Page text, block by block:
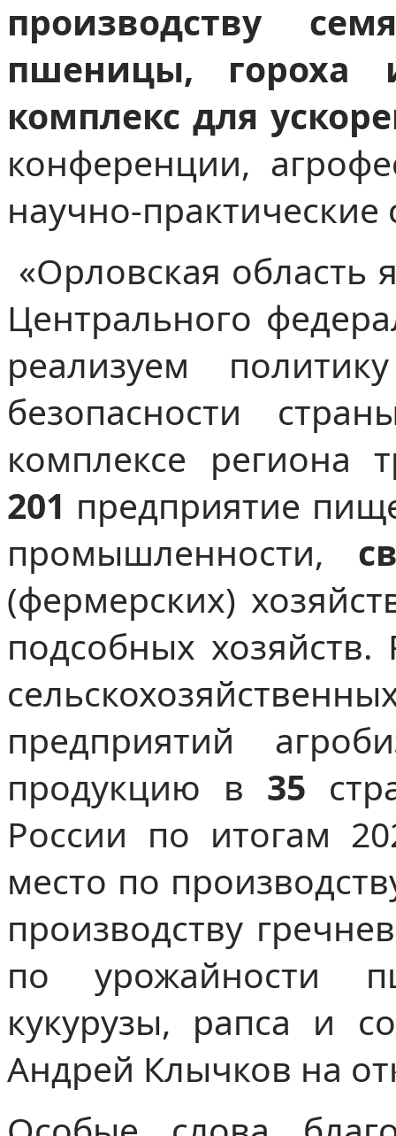
производству
пшеницы,
комплекс для
конференции,
научно-
«Орловская область
Центрального
реализуем
безопасности
комплексе региона
201 предприятие
промышленности,
(фермерских)
подсобных хозяйств.
предприятий
продукцию в 35
России по итогам
место по
производству
по урожайности
кукурузы, рапса и
Андрей Клычков на